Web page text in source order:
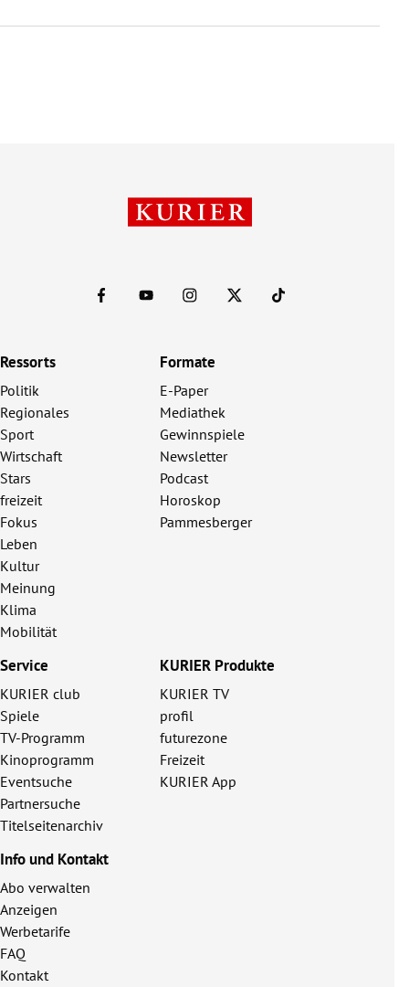
Ressorts
Politik
Regionales
Sport
Wirtschaft
Stars
freizeit
Fokus
Leben
Kultur
Meinung
Klima
Mobilität
Formate
E-Paper
Mediathek
Gewinnspiele
Newsletter
Podcast
Horoskop
Pammesberger
Service
KURIER club
Spiele
TV-Programm
Kinoprogramm
Eventsuche
Partnersuche
Titelseitenarchiv
KURIER Produkte
KURIER TV
profil
futurezone
Freizeit
KURIER App
Info und Kontakt
Abo verwalten
Anzeigen
Werbetarife
FAQ
Kontakt